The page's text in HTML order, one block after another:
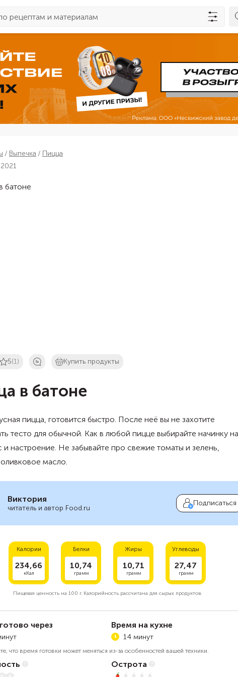
Выпечка
Пицца
5(1) Купить продукты
в батоне
пицца, готовится быстро. После неё вы не захотите
тесто для обычной. Как в любой пицце выбирайте начинку на
и настроение. Не забывайте про свежие томаты и зелень,
масло.
Виктория
читатель и автор Food.ru
Подписаться
Калории
234,66
кКал
Белки
10,74
грамм
Жиры
10,71
грамм
Углеводы
27,47
грамм
Пищевая ценность на 100 г.Калорийность рассчитана для сырых продуктов.
через Время на кухне
14 минут
что время готовки может меняться из-за особенностей вашей техники.
Острота